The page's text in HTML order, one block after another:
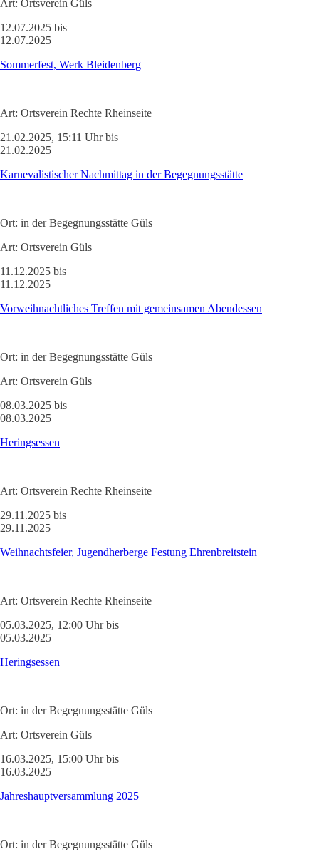
Art: Ortsverein Güls
12.07.2025 bis
12.07.2025
Sommerfest, Werk Bleidenberg
Art: Ortsverein Rechte Rheinseite
21.02.2025, 15:11 Uhr bis
21.02.2025
Karnevalistischer Nachmittag in der Begegnungsstätte
Ort: in der Begegnungsstätte Güls
Art: Ortsverein Güls
11.12.2025 bis
11.12.2025
Vorweihnachtliches Treffen mit gemeinsamen Abendessen
Ort: in der Begegnungsstätte Güls
Art: Ortsverein Güls
08.03.2025 bis
08.03.2025
Heringsessen
Art: Ortsverein Rechte Rheinseite
29.11.2025 bis
29.11.2025
Weihnachtsfeier, Jugendherberge Festung Ehrenbreitstein
Art: Ortsverein Rechte Rheinseite
05.03.2025, 12:00 Uhr bis
05.03.2025
Heringsessen
Ort: in der Begegnungsstätte Güls
Art: Ortsverein Güls
16.03.2025, 15:00 Uhr bis
16.03.2025
Jahreshauptversammlung 2025
Ort: in der Begegnungsstätte Güls